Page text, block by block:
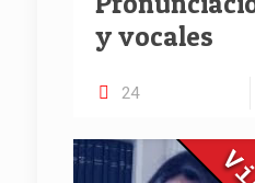
y vocales
24